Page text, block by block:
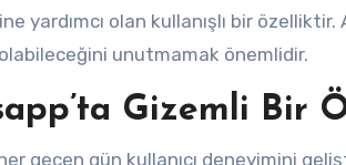
yardımcı olan kullanışlı bir
unutmamak önemlidir.
Gizemli Bir
geçen gün kullanıcı deneyimini